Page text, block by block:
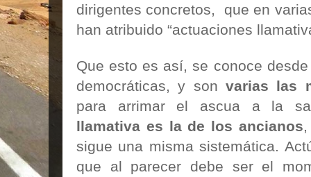
dirigentes concretos, que en
han atribuido “actuaciones
Que esto es así, se conoce
democráticas, y son varias las
para arrimar el ascua a la
llamativa es la de los ancianos
sigue una misma sistemática.
que al parecer debe ser el